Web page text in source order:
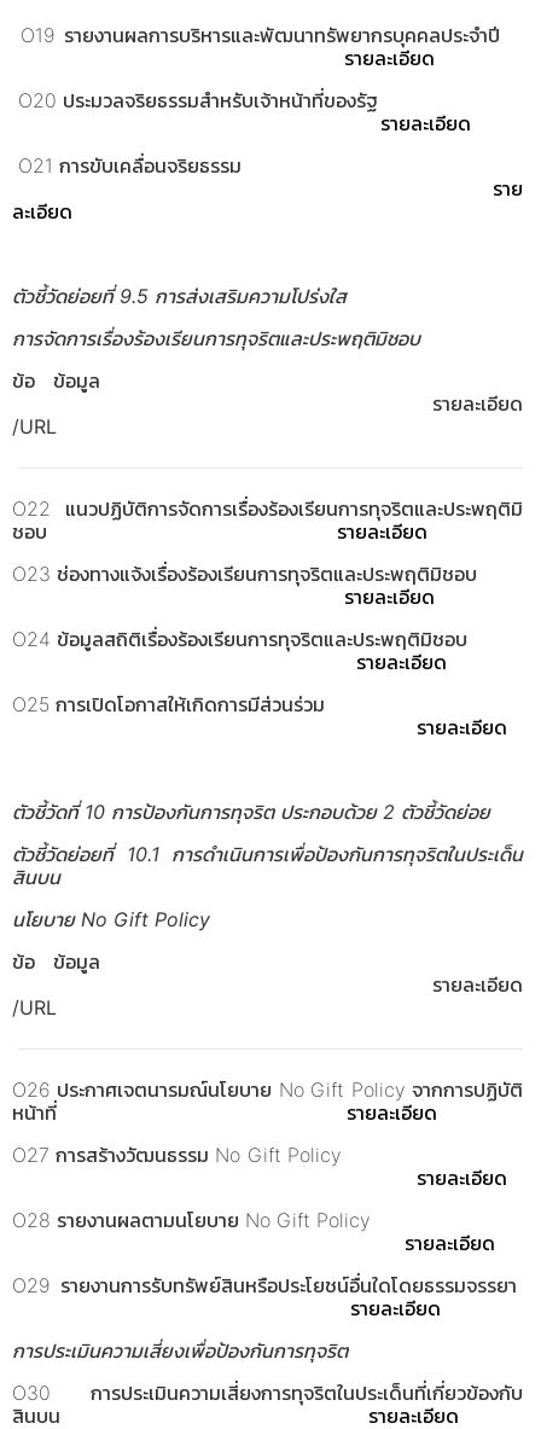
O19 รายงานผลการบริหารและพัฒนาทรัพยากรบุคคลประจำปี
รายละเอียด
O20 ประมวลจริยธรรมสำหรับเจ้าหน้าที่ของรัฐ
รายละเอียด
O21 การขับเคลื่อนจริยธรรม
ราย
ละเอียด
ตัวชี้วัดย่อยที่ 9.5 การส่งเสริมความโปร่งใส
การจัดการเรื่องร้องเรียนการทุจริตและประพฤติมิชอบ
ข้อ ข้อมูล
รายละเอียด
/URL
O22 แนวปฏิบัติการจัดการเรื่องร้องเรียนการทุจริตและประพฤติมิ
ชอบ รายละเอียด
O23 ช่องทางแจ้งเรื่องร้องเรียนการทุจริตและประพฤติมิชอบ
รายละเอียด
O24 ข้อมูลสถิติเรื่องร้องเรียนการทุจริตและประพฤติมิชอบ
รายละเอียด
O25 การเปิดโอกาสให้เกิดการมีส่วนร่วม
รายละเอียด
ตัวชี้วัดที่ 10 การป้องกันการทุจริต ประกอบด้วย 2 ตัวชี้วัดย่อย
ตัวชี้วัดย่อยที่ 10.1 การดำเนินการเพื่อป้องกันการทุจริตในประเด็น
สินบน
นโยบาย No Gift Policy
ข้อ ข้อมูล
รายละเอียด
/URL
O26 ประกาศเจตนารมณ์นโยบาย No Gift Policy จากการปฏิบัติ
หน้าที่ รายละเอียด
O27 การสร้างวัฒนธรรม No Gift Policy
รายละเอียด
O28 รายงานผลตามนโยบาย No Gift Policy
รายละเอียด
O29 รายงานการรับทรัพย์สินหรือประโยชน์อื่นใดโดยธรรมจรรยา
รายละเอียด
การประเมินความเสี่ยงเพื่อป้องกันการทุจริต
O30 การประเมินความเสี่ยงการทุจริตในประเด็นที่เกี่ยวข้องกับ
สินบน
รายละเอียด